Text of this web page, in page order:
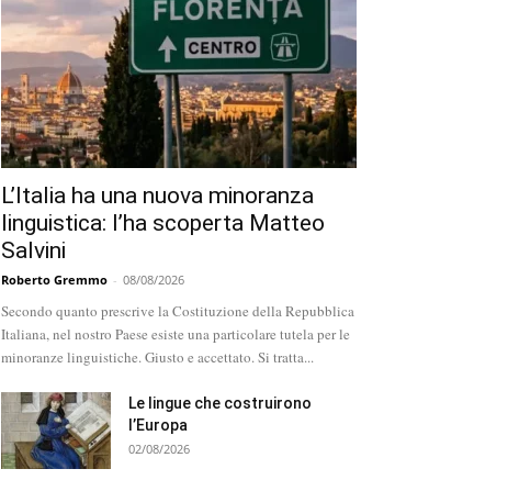
L’Italia ha una nuova minoranza
linguistica: l’ha scoperta Matteo
Salvini
Roberto Gremmo - 08/08/2026
Secondo quanto prescrive la Costituzione della Repubblica
Italiana, nel nostro Paese esiste una particolare tutela per le
minoranze linguistiche. Giusto e accettato. Si tratta...
Le lingue che costruirono
l’Europa
02/08/2026